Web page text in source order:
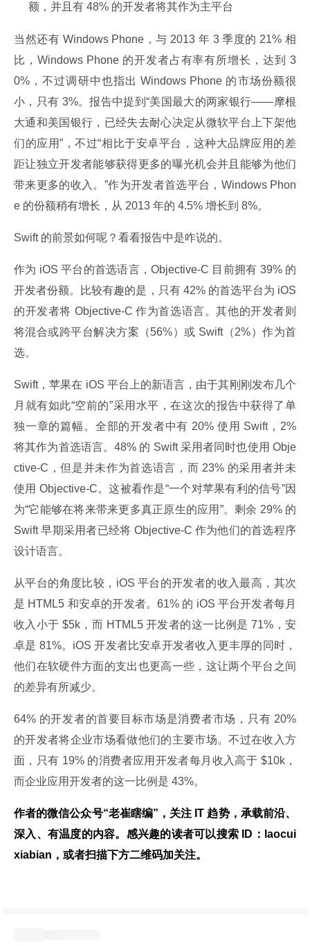
额，并且有 48% 的开发者将其作为主平台
当然还有 Windows Phone，与 2013 年 3 季度的 21% 相
比，Windows Phone 的开发者占有率有所增长，达到 3
0%，不过调研中也指出 Windows Phone 的市场份额很
小，只有 3%。报告中提到“美国最大的两家银行——摩根
大通和美国银行，已经失去耐心决定从微软平台上下架他
们的应用”，不过“相比于安卓平台，这种大品牌应用的差
距让独立开发者能够获得更多的曝光机会并且能够为他们
带来更多的收入。”作为开发者首选平台，Windows Phon
e 的份额稍有增长，从 2013 年的 4.5% 增长到 8%。
Swift 的前景如何呢？看看报告中是咋说的。
作为 iOS 平台的首选语言，Objective-C 目前拥有 39% 的
开发者份额。比较有趣的是，只有 42% 的首选平台为 iOS
的开发者将 Objective-C 作为首选语言。其他的开发者则
将混合或跨平台解决方案（56%）或 Swift（2%）作为首
选。
Swift，苹果在 iOS 平台上的新语言，由于其刚刚发布几个
月就有如此“空前的”采用水平，在这次的报告中获得了单
独一章的篇幅。全部的开发者中有 20% 使用 Swift，2%
将其作为首选语言。48% 的 Swift 采用者同时也使用 Obje
ctive-C，但是并未作为首选语言，而 23% 的采用者并未
使用 Objective-C。这被看作是“一个对苹果有利的信号”因
为“它能够在将来带来更多真正原生的应用”。剩余 29% 的
Swift 早期采用者已经将 Objective-C 作为他们的首选程序
设计语言。
从平台的角度比较，iOS 平台的开发者的收入最高，其次
是 HTML5 和安卓的开发者。61% 的 iOS 平台开发者每月
收入小于 $5k，而 HTML5 开发者的这一比例是 71%，安
卓是 81%。iOS 开发者比安卓开发者收入更丰厚的同时，
他们在软硬件方面的支出也更高一些，这让两个平台之间
的差异有所减少。
64% 的开发者的首要目标市场是消费者市场，只有 20%
的开发者将企业市场看做他们的主要市场。不过在收入方
面，只有 19% 的消费者应用开发者每月收入高于 $10k，
而企业应用开发者的这一比例是 43%。
作者的微信公众号“老崔瞎编”，关注 IT 趋势，承载前沿、
深入、有温度的内容。感兴趣的读者可以搜索 ID：laocui
xiabian，或者扫描下方二维码加关注。